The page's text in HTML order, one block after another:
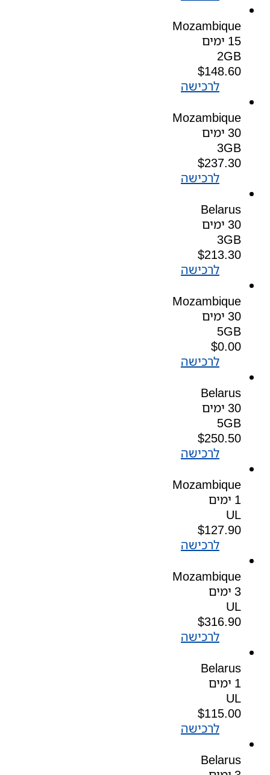
Mozambique
15 ימים
2GB
$148.60
לרכישה
Mozambique
30 ימים
3GB
$237.30
לרכישה
Belarus
30 ימים
3GB
$213.30
לרכישה
Mozambique
30 ימים
5GB
$0.00
לרכישה
Belarus
30 ימים
5GB
$250.50
לרכישה
Mozambique
1 ימים
UL
$127.90
לרכישה
Mozambique
3 ימים
UL
$316.90
לרכישה
Belarus
1 ימים
UL
$115.00
לרכישה
Belarus